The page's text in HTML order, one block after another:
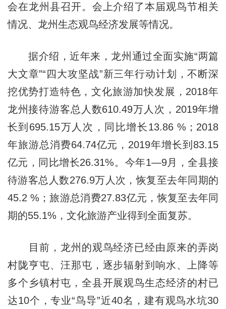
会在龙州县召开。会上介绍了本届观鸟节相关
情况、龙州生态观鸟经济发展等情况。
据介绍，近年来，龙州通过全面实施“两篇
大文章”“四大攻坚战”新三年行动计划，不断深
挖优势打造特色，文化旅游加快发展，2018年
龙州接待游客总人数610.49万人次，2019年增
长到695.15万人次，同比增长13.86 %；2018
年旅游总消费64.74亿元，2019年增长到83.15
亿元，同比增长26.31%。今年1—9月，全县接
待游客总人数276.9万人次，恢复至去年同期的
45.2 %；旅游总消费27.83亿元，恢复至去年同
期的55.1%，文化旅游产业得到全面复苏。
目前，龙州的观鸟经济已经由原来的弄岗
村陇亨屯、汪那屯，逐步辐射到响水、上降等
多个乡镇村屯，全县开展观鸟生态经济的村已
达10个，专业“鸟导”近40名，建有观鸟水坑30